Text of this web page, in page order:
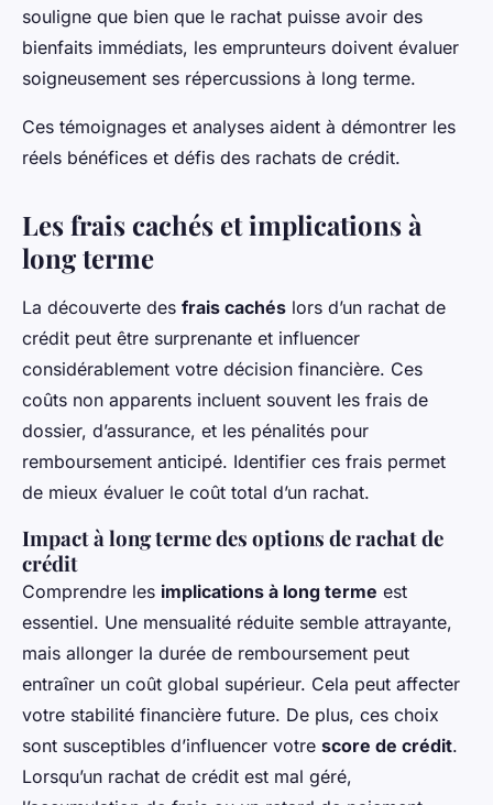
souligne que bien que le rachat puisse avoir des
bienfaits immédiats, les emprunteurs doivent évaluer
soigneusement ses répercussions à long terme.
Ces témoignages et analyses aident à démontrer les
réels bénéfices et défis des rachats de crédit.
Les frais cachés et implications à
long terme
La découverte des frais cachés lors d’un rachat de
crédit peut être surprenante et influencer
considérablement votre décision financière. Ces
coûts non apparents incluent souvent les frais de
dossier, d’assurance, et les pénalités pour
remboursement anticipé. Identifier ces frais permet
de mieux évaluer le coût total d’un rachat.
Impact à long terme des options de rachat de
crédit
Comprendre les implications à long terme est
essentiel. Une mensualité réduite semble attrayante,
mais allonger la durée de remboursement peut
entraîner un coût global supérieur. Cela peut affecter
votre stabilité financière future. De plus, ces choix
sont susceptibles d’influencer votre score de crédit.
Lorsqu’un rachat de crédit est mal géré,